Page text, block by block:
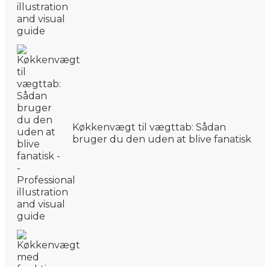
Køkkenvægt til vægttab: Sådan
bruger du den uden at blive fanatisk